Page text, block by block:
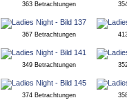
363 Betrachtungen
367 Betrachtungen
349 Betrachtungen
374 Betrachtungen